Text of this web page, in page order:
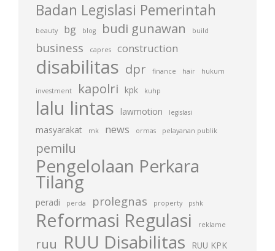
Badan Legislasi Pemerintah
beauty bg blog budi gunawan build
business capres construction
disabilitas dpr finance hair hukum
investment kapolri kpk kuhp
lalu lintas lawmotion legislasi
masyarakat mk news ormas pelayanan publik
pemilu
Pengelolaan Perkara
Tilang
peradi perda prolegnas property pshk
Reformasi Regulasi reklame
ruu RUU Disabilitas RUU KPK